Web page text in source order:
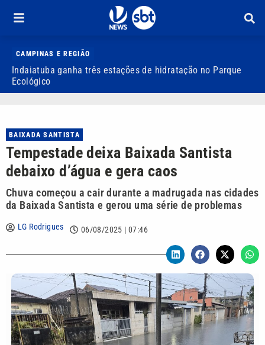
CAMPINAS E REGIÃO
Indaiatuba ganha três estações de hidratação no Parque
Ecológico
BAIXADA SANTISTA
Tempestade deixa Baixada Santista
debaixo d’água e gera caos
Chuva começou a cair durante a madrugada nas cidades
da Baixada Santista e gerou uma série de problemas
LG Rodrigues 06/08/2025 | 07:46